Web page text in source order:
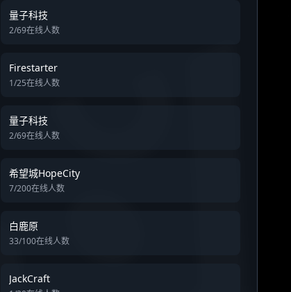
量子科技
2/69在线人数
Firestarter
1/25在线人数
量子科技
2/69在线人数
希望城HopeCity
7/200在线人数
白鹿原
33/100在线人数
JackCraft